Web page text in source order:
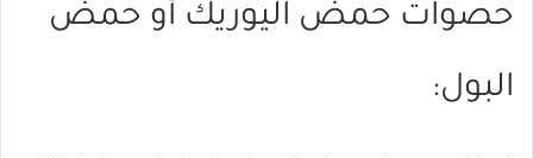
حصوات حمض اليوريك أو حمض
البول: